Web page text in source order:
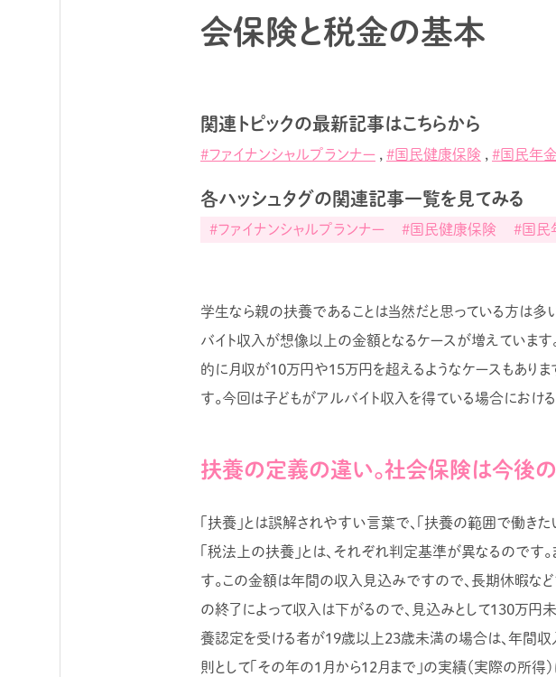
会保険と税金の基本
関連トピックの最新記事はこちらから
#ファイナンシャルプランナー , #国民健康保険 , #国民年
各ハッシュタグの関連記事一覧を見てみる
#ファイナンシャルプランナー #国民健康保険 #国民
学生なら親の扶養であることは当然だと思っている方は多
バイト収入が想像以上の金額となるケースが増えていま
的に月収が10万円や15万円を超えるようなケースもありま
す。今回は子どもがアルバイト収入を得ている場合におけ
扶養の定義の違い。社会保険は今後
「扶養」とは誤解されやすい言葉で、「扶養の範囲で働き
「税法上の扶養」とは、それぞれ判定基準が異なるので
す。この金額は年間の収入見込みですので、長期休暇な
の終了によって収入は下がるので、見込みとして130万円
養認定を受ける者が19歳以上23歳未満の場合は、年間収
則として「その年の1月から12月まで」の実績（実際の所